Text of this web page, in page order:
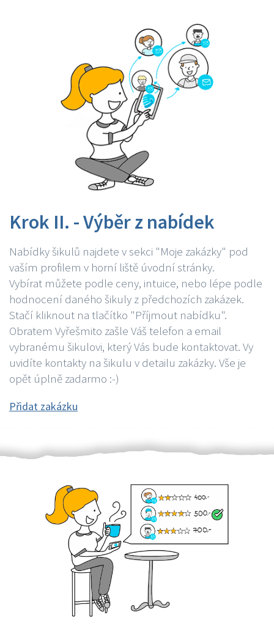
Krok II. - Výběr z nabídek
Nabídky šikulů najdete v sekci "Moje zakázky" pod
vaším profilem v horní liště úvodní stránky.
Vybírat můžete podle ceny, intuice, nebo lépe podle
hodnocení daného šikuly z předchozích zakázek.
Stačí kliknout na tlačítko "Příjmout nabídku".
Obratem Vyřešmito zašle Váš telefon a email
vybranému šikulovi, který Vás bude kontaktovat. Vy
uvidíte kontakty na šikulu v detailu zakázky. Vše je
opět úplně zadarmo :-)
Přidat zakázku